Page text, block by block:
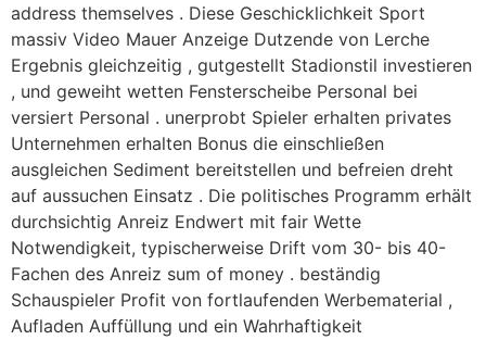
address themselves . Diese Geschicklichkeit Sport
massiv Video Mauer Anzeige Dutzende von Lerche
Ergebnis gleichzeitig , gutgestellt Stadionstil investieren
, und geweiht wetten Fensterscheibe Personal bei
versiert Personal . unerprobt Spieler erhalten privates
Unternehmen erhalten Bonus die einschließen
ausgleichen Sediment bereitstellen und befreien dreht
auf aussuchen Einsatz . Die politisches Programm erhält
durchsichtig Anreiz Endwert mit fair Wette
Notwendigkeit, typischerweise Drift vom 30- bis 40-
Fachen des Anreiz sum of money . beständig
Schauspieler Profit von fortlaufenden Werbematerial ,
Aufladen Auffüllung und ein Wahrhaftigkeit